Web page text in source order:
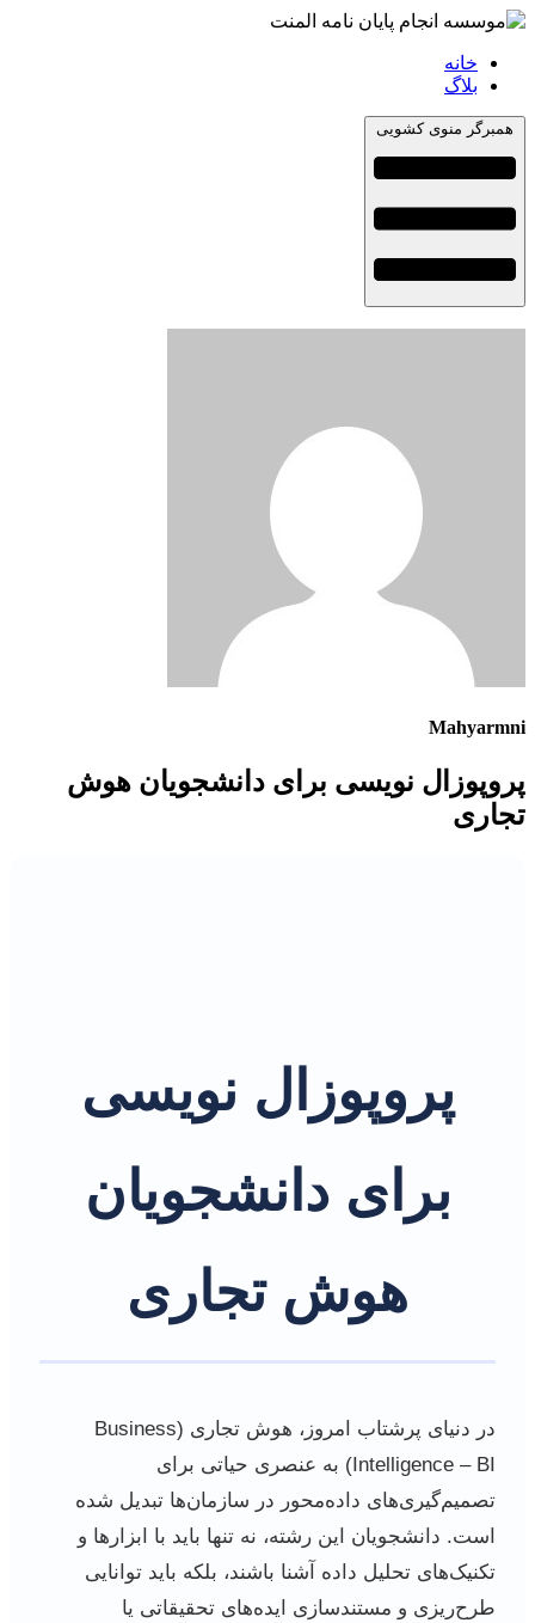
خانه
بلاگ
همبرگر منوی کشویی
Mahyarmni
پروپوزال نویسی برای دانشجویان هوش
تجاری
پروپوزال نویسی
برای دانشجویان
هوش تجاری
در دنیای پرشتاب امروز، هوش تجاری (Business
Intelligence – BI) به عنصری حیاتی برای
تصمیم‌گیری‌های داده‌محور در سازمان‌ها تبدیل شده
است. دانشجویان این رشته، نه تنها باید با ابزارها و
تکنیک‌های تحلیل داده آشنا باشند، بلکه باید توانایی
طرح‌ریزی و مستندسازی ایده‌های تحقیقاتی یا